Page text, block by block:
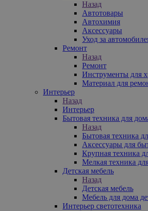
Назад
Автотовары
Автохимия
Аксессуары
Уход за
Ремонт
Назад
Ремонт
Инструменты для
Материал для
Интерьер
Назад
Интерьер
Бытовая техника для
Назад
Бытовая техника
Аксессуары для
Крупная техника
Мелкая техника
Детская мебель
Назад
Детская мебель
Мебель для дома
Интерьер светотехника